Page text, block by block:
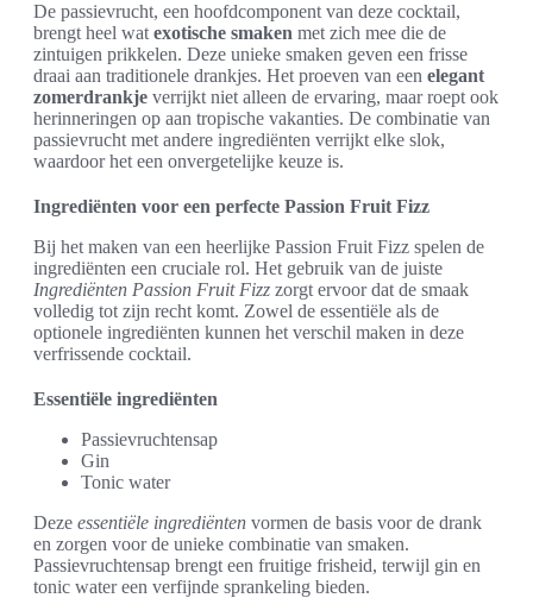
De passievrucht, een hoofdcomponent van deze cocktail,
brengt heel wat exotische smaken met zich mee die de
zintuigen prikkelen. Deze unieke smaken geven een frisse
draai aan traditionele drankjes. Het proeven van een elegant
zomerdrankje verrijkt niet alleen de ervaring, maar roept ook
herinneringen op aan tropische vakanties. De combinatie van
passievrucht met andere ingrediënten verrijkt elke slok,
waardoor het een onvergetelijke keuze is.
Ingrediënten voor een perfecte Passion Fruit Fizz
Bij het maken van een heerlijke Passion Fruit Fizz spelen de
ingrediënten een cruciale rol. Het gebruik van de juiste
Ingrediënten Passion Fruit Fizz zorgt ervoor dat de smaak
volledig tot zijn recht komt. Zowel de essentiële als de
optionele ingrediënten kunnen het verschil maken in deze
verfrissende cocktail.
Essentiële ingrediënten
Passievruchtensap
Gin
Tonic water
Deze essentiële ingrediënten vormen de basis voor de drank
en zorgen voor de unieke combinatie van smaken.
Passievruchtensap brengt een fruitige frisheid, terwijl gin en
tonic water een verfijnde sprankeling bieden.